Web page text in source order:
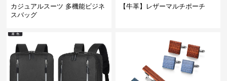
カジュアルスーツ 多機能ビジネ
スバッグ
【牛革】レザーマルチポーチ